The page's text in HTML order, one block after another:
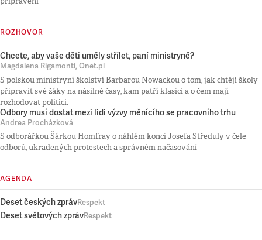
ROZHOVOR
Chcete, aby vaše děti uměly střílet, paní ministryně?
Magdalena Rigamonti, Onet.pl
S polskou ministryní školství Barbarou Nowackou o tom, jak chtějí školy
připravit své žáky na násilné časy, kam patří klasici a o čem mají
rozhodovat politici.
Odbory musí dostat mezi lidi výzvy měnícího se pracovního trhu
Andrea Procházková
S odborářkou Šárkou Homfray o náhlém konci Josefa Středuly v čele
odborů, ukradených protestech a správném načasování
AGENDA
Deset českých zprávRespekt
Deset světových zprávRespekt